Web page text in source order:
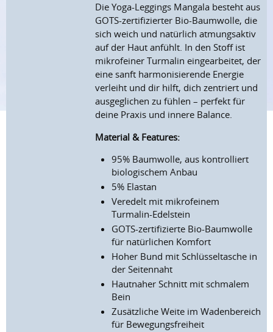
Die Yoga-Leggings Mangala besteht aus
GOTS-zertifizierter Bio-Baumwolle, die
sich weich und natürlich atmungsaktiv
auf der Haut anfühlt. In den Stoff ist
mikrofeiner Turmalin eingearbeitet, der
eine sanft harmonisierende Energie
verleiht und dir hilft, dich zentriert und
ausgeglichen zu fühlen – perfekt für
deine Praxis und innere Balance.
Material & Features:
95% Baumwolle, aus kontrolliert
biologischem Anbau
5% Elastan
Veredelt mit mikrofeinem
Turmalin-Edelstein
GOTS-zertifizierte Bio-Baumwolle
für natürlichen Komfort
Hoher Bund mit Schlüsseltasche in
der Seitennaht
Hautnaher Schnitt mit schmalem
Bein
Zusätzliche Weite im Wadenbereich
für Bewegungsfreiheit